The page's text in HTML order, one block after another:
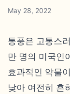
May 28, 2022
통풍은 고통스
만 명의 미국인
효과적인 약물
낮아 여전히 흔